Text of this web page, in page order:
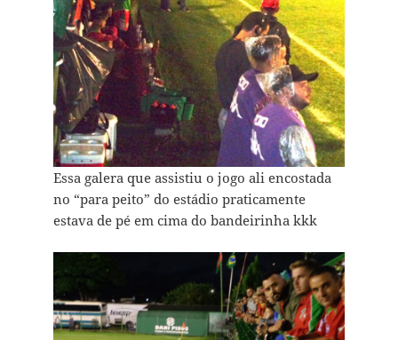
Essa galera que assistiu o jogo ali encostada
no “para peito” do estádio praticamente
estava de pé em cima do bandeirinha kkk